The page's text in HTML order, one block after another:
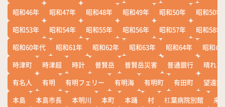
昭和46年
昭和47年 昭和48年 昭和49年 昭和50年
昭和50年
昭和53年
昭和54年 昭和55年 昭和56年 昭和57年
昭和58年
昭和60年代
昭和61年 昭和62年 昭和63年 昭和64年
昭和の
時津町
時津超 時計 普賢岳 普賢岳災害 普通銀行
晴れ
有名人
有明 有明フェリー 有明海 有明町 有田町
望遠鏡
本島
本島市長 本明川 本町 本踊 村 杠葉病院別館
来